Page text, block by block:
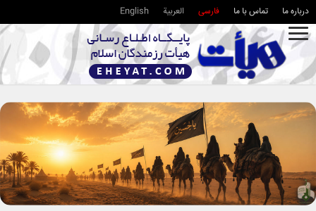
درباره ما تماس با ما فارسی العربية English